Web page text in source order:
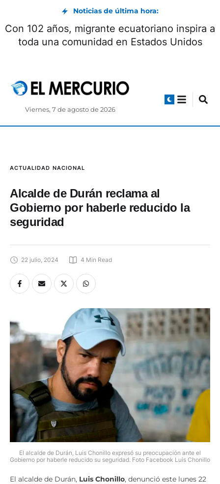
Noticias de última hora:
Encuentro con Milei concluyó con la firma de
seis acuerdos
Viernes, 7 de agosto de 2026
ACTUALIDAD NACIONAL
Alcalde de Durán reclama al
Gobierno por haberle reducido la
seguridad
22 julio, 2024 4 Min Read
El alcalde de Durán, Luis Chonillo expresó su preocupación ante el
Gobierno por haberle reducido su seguridad. Foto Facebook Luis Chonillo
El alcalde de Durán, Luis Chonillo, denunció este lunes 22